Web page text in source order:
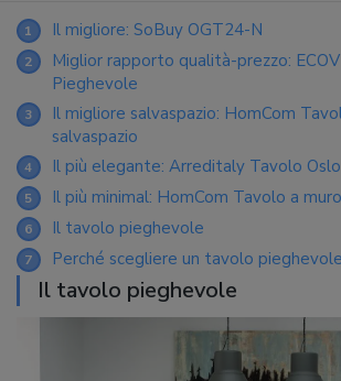
1 Il migliore: SoBuy OGT24-N
2
Miglior rapporto qualità-prezzo:
Pieghevole
3
Il migliore salvaspazio: HomCom
salvaspazio
4 Il più elegante: Arreditaly Tavolo Oslo
5 Il più minimal: HomCom Tavolo a muro
6 Il tavolo pieghevole
7 Perché scegliere un tavolo
Il tavolo pieghevole